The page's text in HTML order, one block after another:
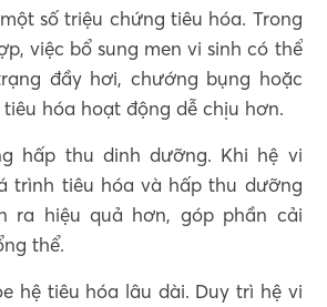
số triệu chứng tiêu hóa. Trong
việc bổ sung men vi sinh có thể
đầy hơi, chướng bụng hoặc
hóa hoạt động dễ chịu hơn.
hấp thu dinh dưỡng. Khi hệ vi
trình tiêu hóa và hấp thu dưỡng
ra hiệu quả hơn, góp phần cải
thể.
hệ tiêu hóa lâu dài. Duy trì hệ vi